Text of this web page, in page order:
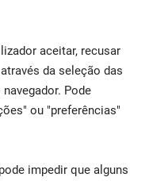
aceitar, recusar
da seleção das
Pode
ou "preferências"
impedir que alguns